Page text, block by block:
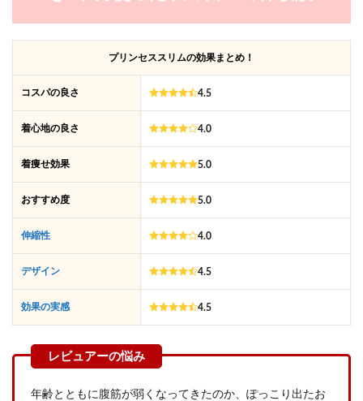
プリンセススリムの効果まとめ！
コスパの良さ 4.5
着心地の良さ 4.0
着痩せ効果 5.0
おすすめ度 5.0
伸縮性 4.0
デザイン 4.5
効果の実感 4.5
年齢とともに腹筋が弱くなってきたのか、ぽっこり出たお